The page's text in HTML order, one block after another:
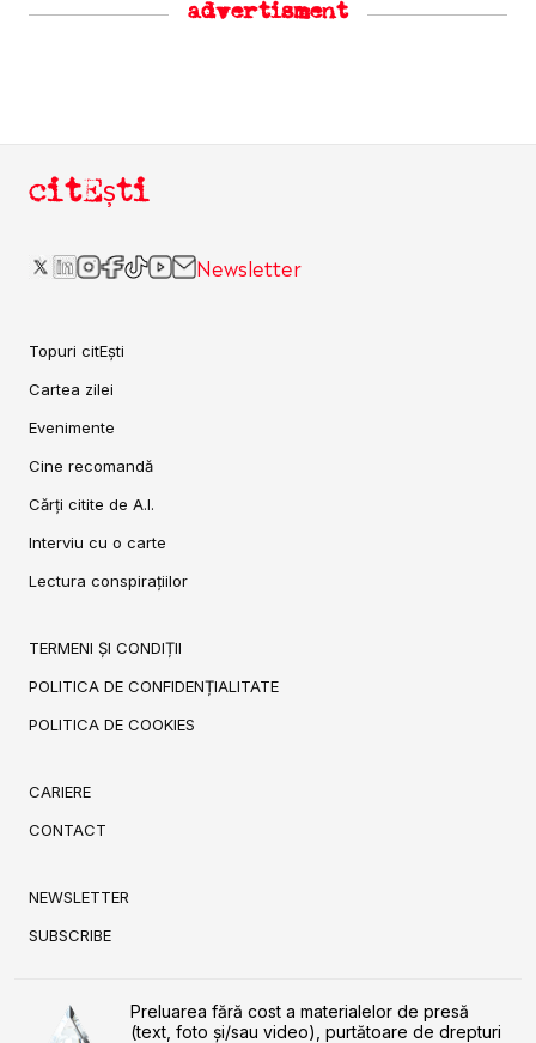
advertisment
citEști
Newsletter
Topuri citEști
Cartea zilei
Evenimente
Cine recomandă
Cărți citite de A.I.
Interviu cu o carte
Lectura conspirațiilor
TERMENI ȘI CONDIȚII
POLITICA DE CONFIDENȚIALITATE
POLITICA DE COOKIES
CARIERE
CONTACT
NEWSLETTER
SUBSCRIBE
Preluarea fără cost a materialelor de presă
(text, foto și/sau video), purtătoare de drepturi